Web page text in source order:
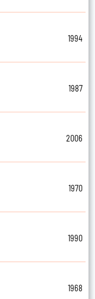
1994
1987
2006
1970
1990
1968